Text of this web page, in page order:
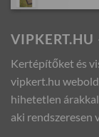
VIPKERT.HU
Kertépítőket és
vipkert.hu
hihetetlen
aki rendszeresen